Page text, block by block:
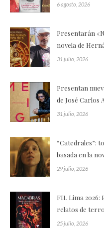
6 agosto, 2026
Presentarán
novela de
31 julio, 2026
Presentan
de José Carlos
31 julio, 2026
“Catedrales”:
basada en la
29 julio, 2026
FIL Lima 2026:
relatos de
25 julio, 2026